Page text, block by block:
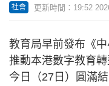
社會 更新時間：19:52
教育局早前發布《
推動本港數字教育
今日（27日）圓滿